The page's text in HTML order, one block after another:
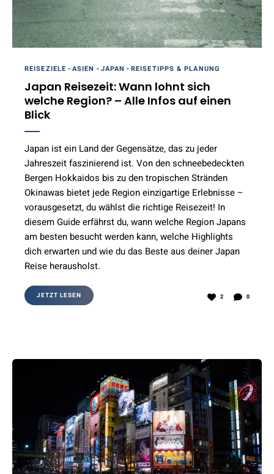
REISEZIELE -ASIEN -JAPAN -REISETIPPS & PLANUNG
Japan Reisezeit: Wann lohnt sich
welche Region? – Alle Infos auf einen
Blick
Japan ist ein Land der Gegensätze, das zu jeder
Jahreszeit faszinierend ist. Von den schneebedeckten
Bergen Hokkaidos bis zu den tropischen Stränden
Okinawas bietet jede Region einzigartige Erlebnisse –
vorausgesetzt, du wählst die richtige Reisezeit! In
diesem Guide erfährst du, wann welche Region Japans
am besten besucht werden kann, welche Highlights
dich erwarten und wie du das Beste aus deiner Japan
Reise herausholst.
JETZT LESEN 2 0